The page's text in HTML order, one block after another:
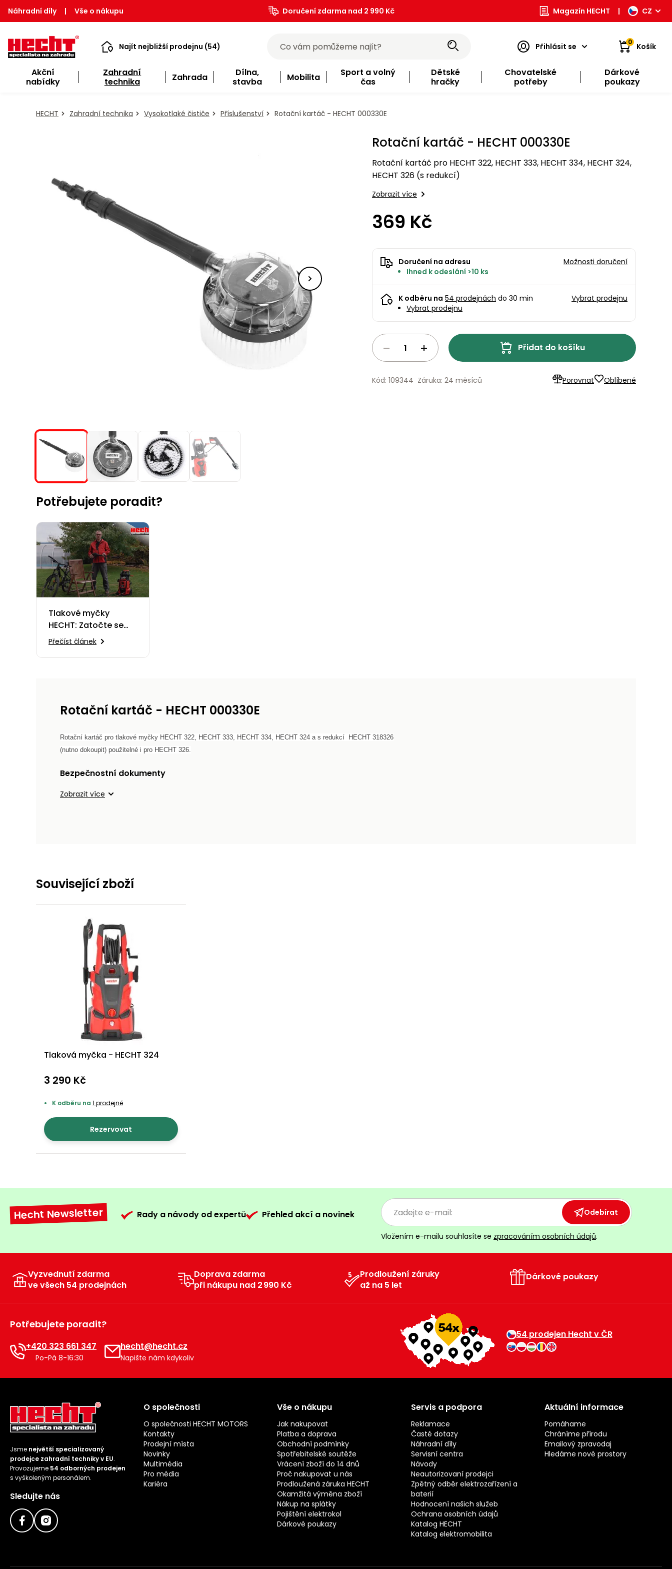
Náhradní díly | Vše o nákupu Doručení zdarma nad 2 990 Kč Magazín HECHT | CZ
Najít nejbližší prodejnu (54) Přihlásit se 0 Košík
Akční
nabídky
Zahradní
technika
Zahrada
Dílna,
stavba
Mobilita
Sport a volný
čas
Dětské
hračky
Chovatelské
potřeby
Dárkové
poukazy
HECHT Zahradní technika Vysokotlaké čističe Příslušenství Rotační kartáč - HECHT 000330E
Rotační kartáč - HECHT 000330E
Rotační kartáč pro HECHT 322, HECHT 333, HECHT 334, HECHT 324,
HECHT 326 (s redukcí)
Zobrazit více
369 Kč
Doručení na adresu
Ihned k odeslání >10 ks
Možnosti doručení
K odběru na 54 prodejnách do 30 min
Vybrat prodejnu
Vybrat prodejnu
Přidat do košíku
Porovnat Oblíbené
Kód: 109344 Záruka: 24 měsíců
Potřebujete poradit?
Tlakové myčky
HECHT: Zatočte se
špínou rychle a
Přečíst článek
Rotační kartáč - HECHT 000330E
Rotační kartáč pro tlakové myčky HECHT 322, HECHT 333, HECHT 334, HECHT 324 a s redukcí
HECHT 318326
(nutno dokoupit) použitelné i pro HECHT 326.
Bezpečnostní dokumenty
Zobrazit více
Související zboží
Tlaková myčka - HECHT 324
3 290 Kč
K odběru na 1 prodejně
Rezervovat
Hecht Newsletter Rady a návody od expertů Přehled akcí a novinek Odebírat
Vložením e-mailu souhlasíte se zpracováním osobních údajů.
Vyzvednutí zdarma
ve všech 54 prodejnách
Doprava zdarma
při nákupu nad 2 990 Kč
Prodloužení záruky
až na 5 let
Dárkové poukazy
Potřebujete poradit?
+420 323 661 347
Po-Pá 8-16:30
hecht@hecht.cz
Napište nám kdykoliv
54 prodejen Hecht v ČR
Jsme největší specializovaný
prodejce zahradní techniky v EU.
Provozujeme 54 odborných prodejen
s vyškoleným personálem.
Sledujte nás
O společnosti
O společnosti HECHT MOTORS
Kontakty
Prodejní místa
Novinky
Multimédia
Pro média
Kariéra
Vše o nákupu
Jak nakupovat
Platba a doprava
Obchodní podmínky
Spotřebitelské soutěže
Vrácení zboží do 14 dnů
Proč nakupovat u nás
Prodloužená záruka HECHT
Okamžitá výměna zboží
Nákup na splátky
Pojištění elektrokol
Dárkové poukazy
Servis a podpora
Reklamace
Časté dotazy
Náhradní díly
Servisní centra
Návody
Neautorizovaní prodejci
Zpětný odběr elektrozařízení a
baterií
Hodnocení našich služeb
Ochrana osobních údajů
Katalog HECHT
Katalog elektromobilita
Aktuální informace
Pomáhame
Chráníme přírodu
Emailový zpravodaj
Hledáme nové prostory